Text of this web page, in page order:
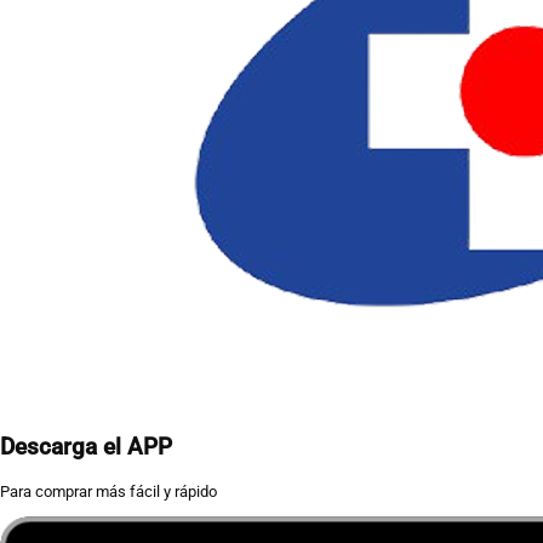
Descarga el APP
Para comprar más fácil y rápido